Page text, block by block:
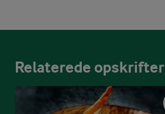
Relaterede opskrifter